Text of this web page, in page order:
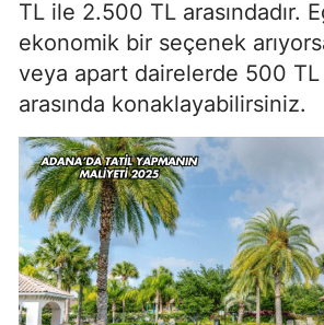
TL ile 2.500 TL arasındadır.
ekonomik bir seçenek
veya apart dairelerde 500
arasında konaklayabilirsiniz.